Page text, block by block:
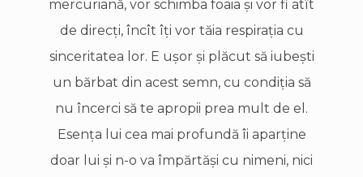
mercuriană, vor schimba foaia şi vor fi atît
de direcţi, încît îţi vor tăia respiraţia cu
sinceritatea lor. E uşor şi plăcut să iubeşti
un bărbat din acest semn, cu condiţia să
nu încerci să te apropii prea mult de el.
Esenţa lui cea mai profundă îi aparţine
doar lui şi n-o va împărtăşi cu nimeni, nici